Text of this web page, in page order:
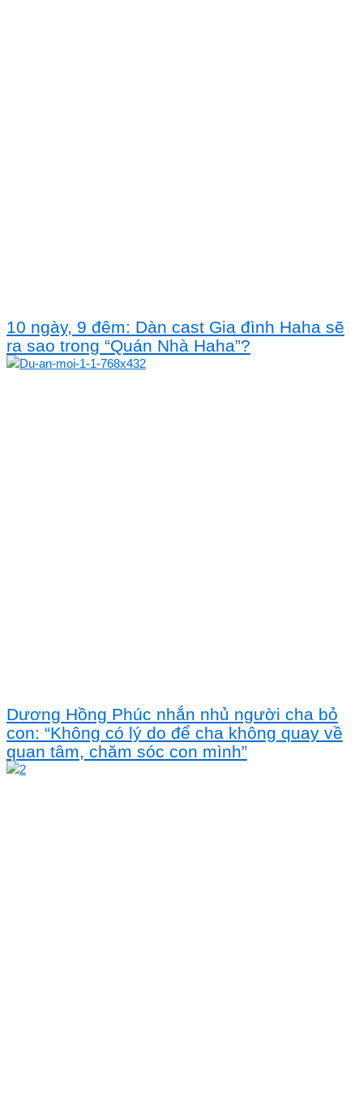
10 ngày, 9 đêm: Dàn cast Gia đình Haha sẽ
ra sao trong “Quán Nhà Haha”?
Dương Hồng Phúc nhắn nhủ người cha bỏ
con: “Không có lý do để cha không quay về
quan tâm, chăm sóc con mình”